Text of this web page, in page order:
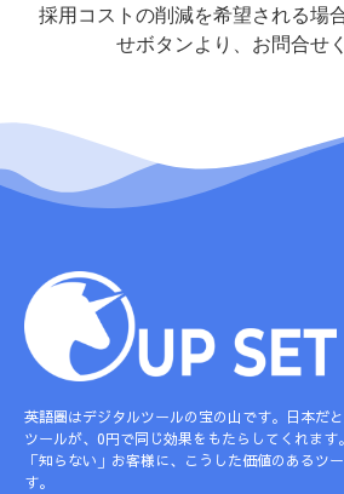
採用コストの削減を希望される場
せボタンより、お問合せ
英語圏はデジタルツールの宝の山です。日本だ
ツールが、0円で同じ効果をもたらしてくれます
「知らない」お客様に、こうした価値のあるツ
す。